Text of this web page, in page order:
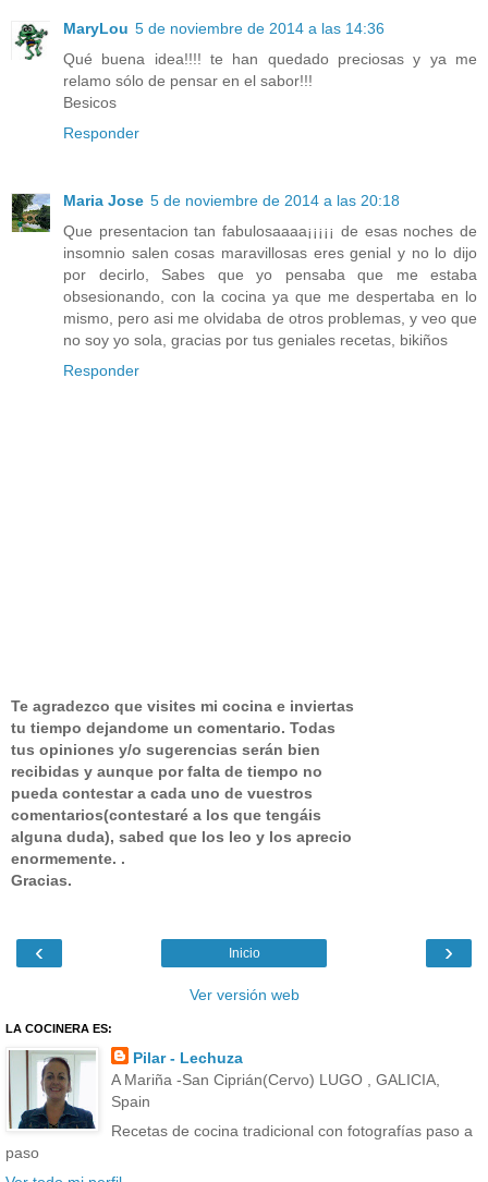
MaryLou 5 de noviembre de 2014 a las 14:36
Qué buena idea!!!! te han quedado preciosas y ya me
relamo sólo de pensar en el sabor!!!
Besicos
Responder
Maria Jose 5 de noviembre de 2014 a las 20:18
Que presentacion tan fabulosaaaa¡¡¡¡¡ de esas noches de
insomnio salen cosas maravillosas eres genial y no lo dijo
por decirlo, Sabes que yo pensaba que me estaba
obsesionando, con la cocina ya que me despertaba en lo
mismo, pero asi me olvidaba de otros problemas, y veo que
no soy yo sola, gracias por tus geniales recetas, bikiños
Responder
Te agradezco que visites mi cocina e inviertas
tu tiempo dejandome un comentario. Todas
tus opiniones y/o sugerencias serán bien
recibidas y aunque por falta de tiempo no
pueda contestar a cada uno de vuestros
comentarios(contestaré a los que tengáis
alguna duda), sabed que los leo y los aprecio
enormemente. .
Gracias.
‹ ›
Inicio
Ver versión web
LA COCINERA ES:
Pilar - Lechuza
A Mariña -San Ciprián(Cervo) LUGO , GALICIA,
Spain
Recetas de cocina tradicional con fotografías paso a
paso